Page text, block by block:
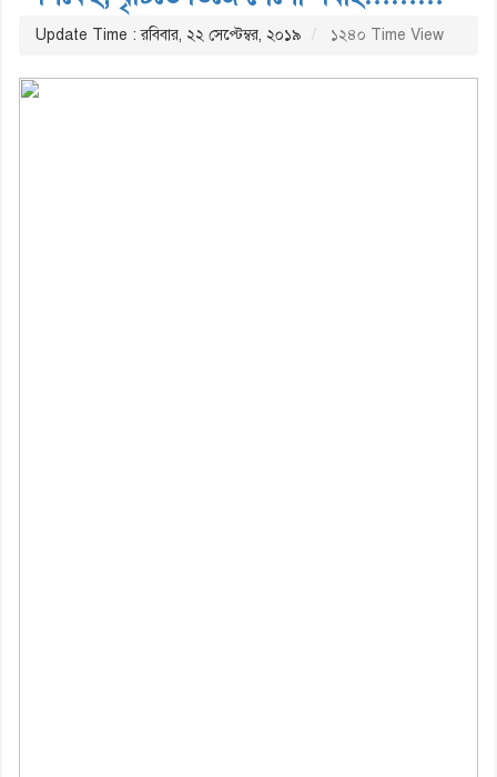
Update Time : রবিবার, ২২ সেপ্টেম্বর, ২০১৯ ১২৪০ Time View